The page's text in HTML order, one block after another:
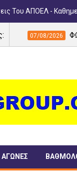
Του ΑΠΟΕΛ -
ΦΩΤΟΓΡΑΦΙΕΣ:
ΑΓΩΝΕΣ